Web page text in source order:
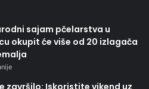
sajam pčelarstva u
okupit će više od 20 izlagača
završilo: Iskoristite vikend uz